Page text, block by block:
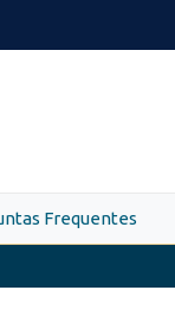
Frequentes